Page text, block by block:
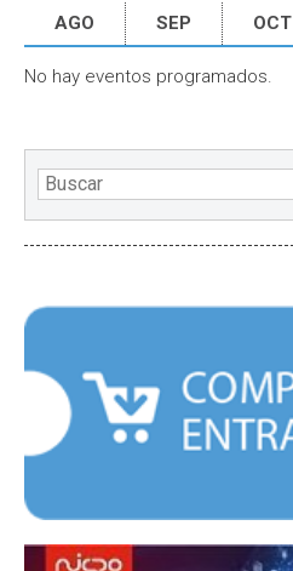
AGO SEP OCT
No hay eventos programados.